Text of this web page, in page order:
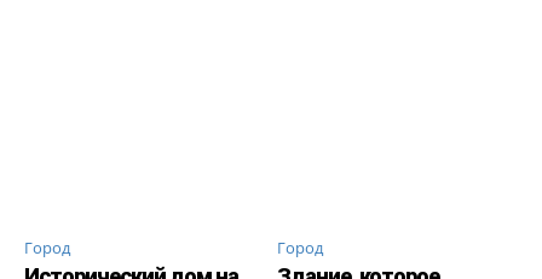
Город Город